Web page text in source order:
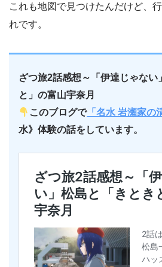
これも地図で見つけたんだけど、
れです。
ざつ旅2話感想～「伊達じゃない
と」の富山宇奈月
このブログで「名水 岩瀬家の
水》体験の話をしています。